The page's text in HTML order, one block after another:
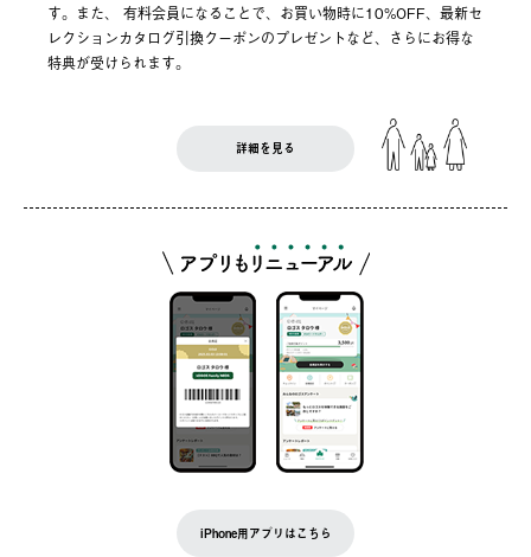
す。また、 有料会員になることで、お買い物時に10%OFF、最新セ
レクションカタログ引換クーポンのプレゼントなど、さらにお得な
特典が受けられます。
詳細を見る
iPhone用アプリはこちら